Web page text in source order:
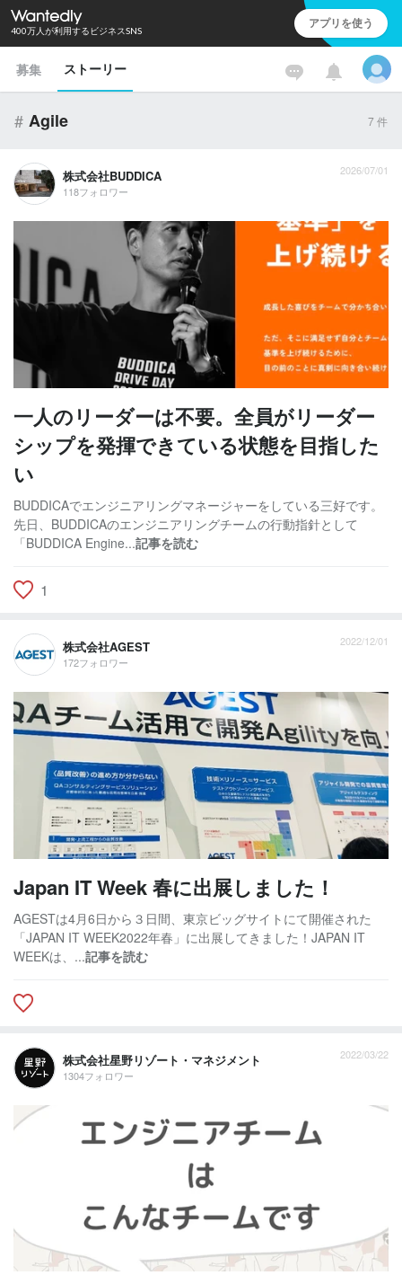
400万人が利用するビジネスSNS アプリを使う
募集 ストーリー
# Agile 7 件
株式会社BUDDICA
118フォロワー
2026/07/01
一人のリーダーは不要。全員がリーダー
シップを発揮できている状態を目指した
い
BUDDICAでエンジニアリングマネージャーをしている三好です。
先日、BUDDICAのエンジニアリングチームの行動指針として
「BUDDICA Engine...記事を読む
1
株式会社AGEST
172フォロワー
2022/12/01
Japan IT Week 春に出展しました！
AGESTは4月6日から３日間、東京ビッグサイトにて開催された
「JAPAN IT WEEK2022年春」に出展してきました！JAPAN IT
WEEKは、...記事を読む
株式会社星野リゾート・マネジメント
1304フォロワー
2022/03/22